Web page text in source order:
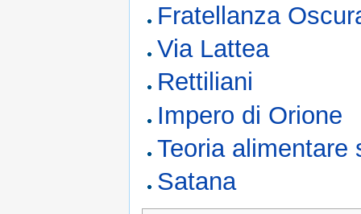
Fratellanza
Via Lattea
Rettiliani
Impero di Orione
Teoria alimentare
Satana